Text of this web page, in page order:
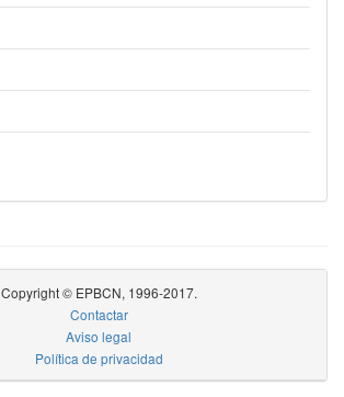
Copyright © EPBCN, 1996-2017.
Contactar
Aviso legal
Política de privacidad